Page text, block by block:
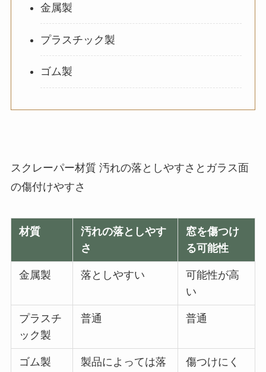
金属製
プラスチック製
ゴム製
スクレーパー材質 汚れの落としやすさとガラス面
の傷付けやすさ
材質
汚れの落としやす
さ
窓を傷つけ
る可能性
金属製 落としやすい
可能性が高
い
プラスチ
ック製
普通 普通
ゴム製
製品によっては落
傷つけにく